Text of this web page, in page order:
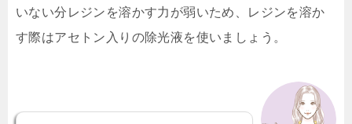
いない分レジンを溶かす力が弱いため、レジンを溶か
す際はアセトン入りの除光液を使いましょう。